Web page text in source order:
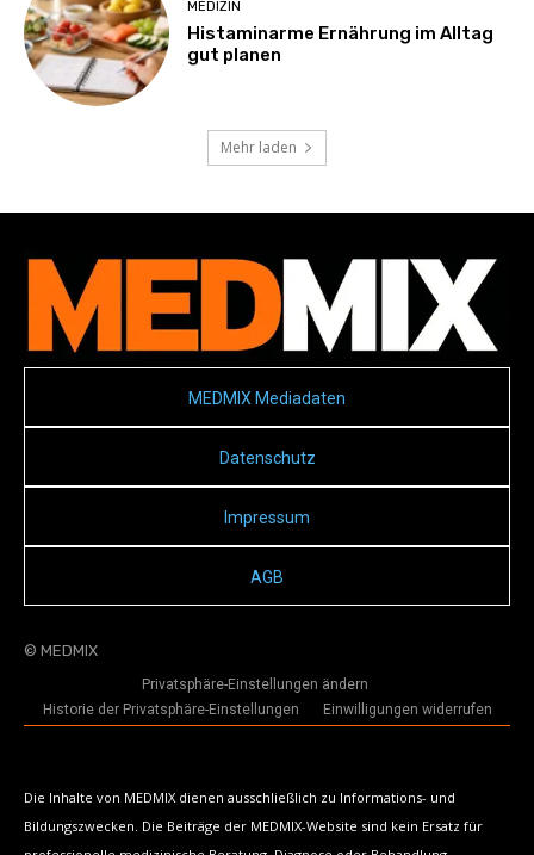
MEDIZIN
Histaminarme Ernährung im Alltag
gut planen
Mehr laden
MEDMIX Mediadaten
Datenschutz
Impressum
AGB
© MEDMIX
Privatsphäre-Einstellungen ändern
Historie der Privatsphäre-Einstellungen
Einwilligungen widerrufen
Die Inhalte von MEDMIX dienen ausschließlich zu Informations- und
Bildungszwecken. Die Beiträge der MEDMIX-Website sind kein Ersatz für